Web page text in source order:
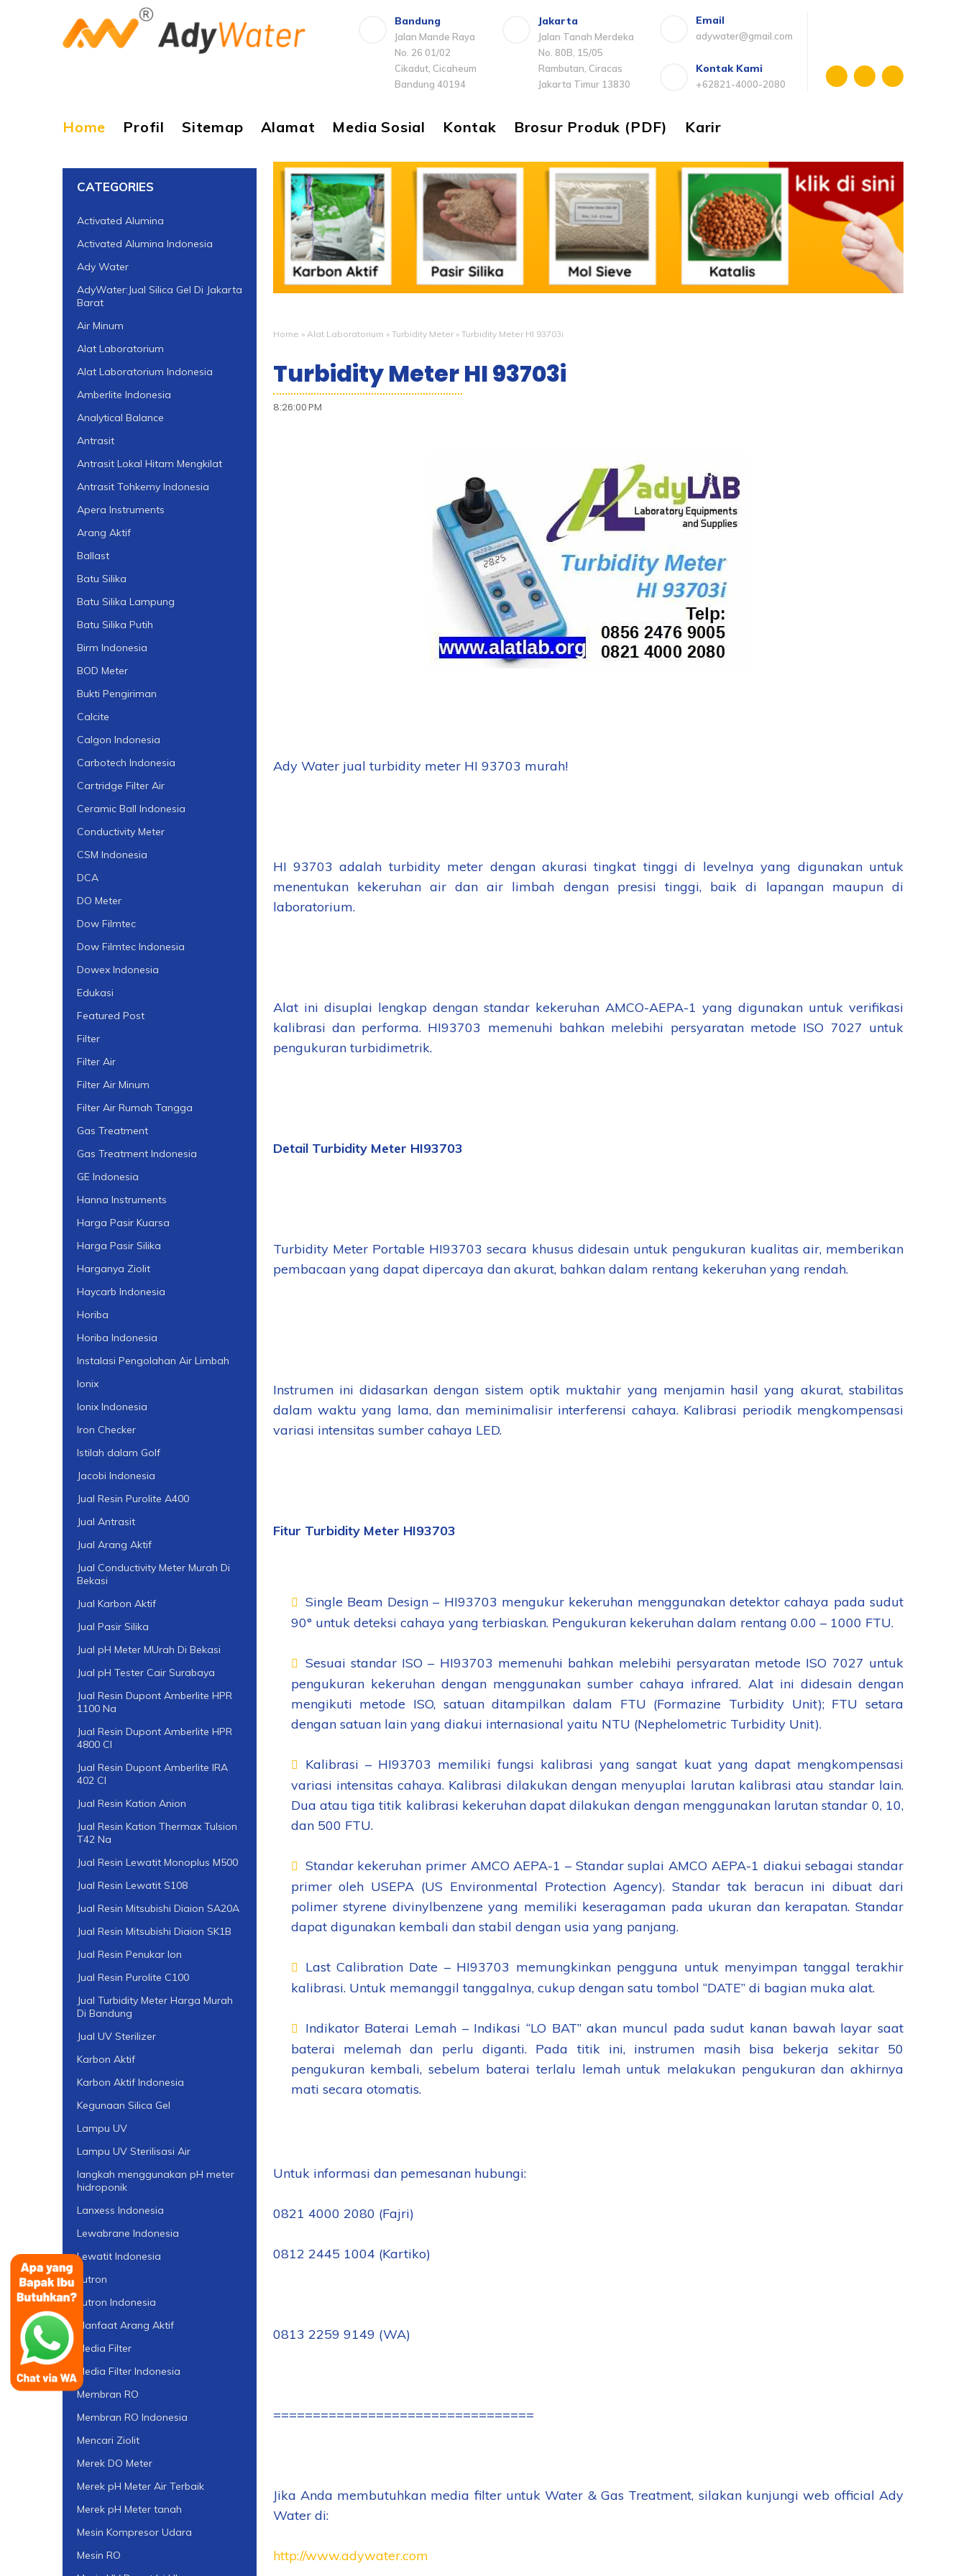
Bandung
Jalan Mande Raya
No. 26 01/02
Cikadut, Cicaheum
Bandung 40194
Jakarta
Jalan Tanah Merdeka
No. 80B, 15/05
Rambutan, Ciracas
Jakarta Timur 13830
Email
adywater@gmail.com
Kontak Kami
+62821-4000-2080
Home Profil Sitemap Alamat Media Sosial Kontak Brosur Produk (PDF) Karir
Home » Alat Laboratorium » Turbidity Meter» Turbidity Meter HI 93703i
Turbidity Meter HI 93703i
8:26:00 PM
Ady Water jual turbidity meter HI 93703 murah!
HI 93703 adalah turbidity meter dengan akurasi tingkat tinggi di levelnya yang digunakan untuk
menentukan kekeruhan air dan air limbah dengan presisi tinggi, baik di lapangan maupun di
laboratorium.
Alat ini disuplai lengkap dengan standar kekeruhan AMCO-AEPA-1 yang digunakan untuk verifikasi
kalibrasi dan performa. HI93703 memenuhi bahkan melebihi persyaratan metode ISO 7027 untuk
pengukuran turbidimetrik.
Detail Turbidity Meter HI93703
Turbidity Meter Portable HI93703 secara khusus didesain untuk pengukuran kualitas air, memberikan
pembacaan yang dapat dipercaya dan akurat, bahkan dalam rentang kekeruhan yang rendah.
Instrumen ini didasarkan dengan sistem optik muktahir yang menjamin hasil yang akurat, stabilitas
dalam waktu yang lama, dan meminimalisir interferensi cahaya. Kalibrasi periodik mengkompensasi
variasi intensitas sumber cahaya LED.
Fitur Turbidity Meter HI93703
Single Beam Design – HI93703 mengukur kekeruhan menggunakan detektor cahaya pada sudut
90° untuk deteksi cahaya yang terbiaskan. Pengukuran kekeruhan dalam rentang 0.00 – 1000 FTU.
Sesuai standar ISO – HI93703 memenuhi bahkan melebihi persyaratan metode ISO 7027 untuk
pengukuran kekeruhan dengan menggunakan sumber cahaya infrared. Alat ini didesain dengan
mengikuti metode ISO, satuan ditampilkan dalam FTU (Formazine Turbidity Unit); FTU setara
dengan satuan lain yang diakui internasional yaitu NTU (Nephelometric Turbidity Unit).
Kalibrasi – HI93703 memiliki fungsi kalibrasi yang sangat kuat yang dapat mengkompensasi
variasi intensitas cahaya. Kalibrasi dilakukan dengan menyuplai larutan kalibrasi atau standar lain.
Dua atau tiga titik kalibrasi kekeruhan dapat dilakukan dengan menggunakan larutan standar 0, 10,
dan 500 FTU.
Standar kekeruhan primer AMCO AEPA-1 – Standar suplai AMCO AEPA-1 diakui sebagai standar
primer oleh USEPA (US Environmental Protection Agency). Standar tak beracun ini dibuat dari
polimer styrene divinylbenzene yang memiliki keseragaman pada ukuran dan kerapatan. Standar
dapat digunakan kembali dan stabil dengan usia yang panjang.
Last Calibration Date – HI93703 memungkinkan pengguna untuk menyimpan tanggal terakhir
kalibrasi. Untuk memanggil tanggalnya, cukup dengan satu tombol “DATE” di bagian muka alat.
Indikator Baterai Lemah – Indikasi “LO BAT” akan muncul pada sudut kanan bawah layar saat
baterai melemah dan perlu diganti. Pada titik ini, instrumen masih bisa bekerja sekitar 50
pengukuran kembali, sebelum baterai terlalu lemah untuk melakukan pengukuran dan akhirnya
mati secara otomatis.
Untuk informasi dan pemesanan hubungi:
0821 4000 2080 (Fajri)
0812 2445 1004 (Kartiko)
0813 2259 9149 (WA)
=================================
Jika Anda membutuhkan media filter untuk Water & Gas Treatment, silakan kunjungi web official Ady
Water di:
http://www.adywater.com
CATEGORIES
Activated Alumina
Activated Alumina Indonesia
Ady Water
AdyWater:Jual Silica Gel Di Jakarta
Barat
Air Minum
Alat Laboratorium
Alat Laboratorium Indonesia
Amberlite Indonesia
Analytical Balance
Antrasit
Antrasit Lokal Hitam Mengkilat
Antrasit Tohkemy Indonesia
Apera Instruments
Arang Aktif
Ballast
Batu Silika
Batu Silika Lampung
Batu Silika Putih
Birm Indonesia
BOD Meter
Bukti Pengiriman
Calcite
Calgon Indonesia
Carbotech Indonesia
Cartridge Filter Air
Ceramic Ball Indonesia
Conductivity Meter
CSM Indonesia
DCA
DO Meter
Dow Filmtec
Dow Filmtec Indonesia
Dowex Indonesia
Edukasi
Featured Post
Filter
Filter Air
Filter Air Minum
Filter Air Rumah Tangga
Gas Treatment
Gas Treatment Indonesia
GE Indonesia
Hanna Instruments
Harga Pasir Kuarsa
Harga Pasir Silika
Harganya Ziolit
Haycarb Indonesia
Horiba
Horiba Indonesia
Instalasi Pengolahan Air Limbah
Ionix
Ionix Indonesia
Iron Checker
Istilah dalam Golf
Jacobi Indonesia
Jual Resin Purolite A400
Jual Antrasit
Jual Arang Aktif
Jual Conductivity Meter Murah Di
Bekasi
Jual Karbon Aktif
Jual Pasir Silika
Jual pH Meter MUrah Di Bekasi
Jual pH Tester Cair Surabaya
Jual Resin Dupont Amberlite HPR
1100 Na
Jual Resin Dupont Amberlite HPR
4800 Cl
Jual Resin Dupont Amberlite IRA
402 Cl
Jual Resin Kation Anion
Jual Resin Kation Thermax Tulsion
T42 Na
Jual Resin Lewatit Monoplus M500
Jual Resin Lewatit S108
Jual Resin Mitsubishi Diaion SA20A
Jual Resin Mitsubishi Diaion SK1B
Jual Resin Penukar Ion
Jual Resin Purolite C100
Jual Turbidity Meter Harga Murah
Di Bandung
Jual UV Sterilizer
Karbon Aktif
Karbon Aktif Indonesia
Kegunaan Silica Gel
Lampu UV
Lampu UV Sterilisasi Air
langkah menggunakan pH meter
hidroponik
Lanxess Indonesia
Lewabrane Indonesia
Lewatit Indonesia
Lutron
Lutron Indonesia
Manfaat Arang Aktif
Media Filter
Media Filter Indonesia
Membran RO
Membran RO Indonesia
Mencari Ziolit
Merek DO Meter
Merek pH Meter Air Terbaik
Merek pH Meter tanah
Mesin Kompresor Udara
Mesin RO